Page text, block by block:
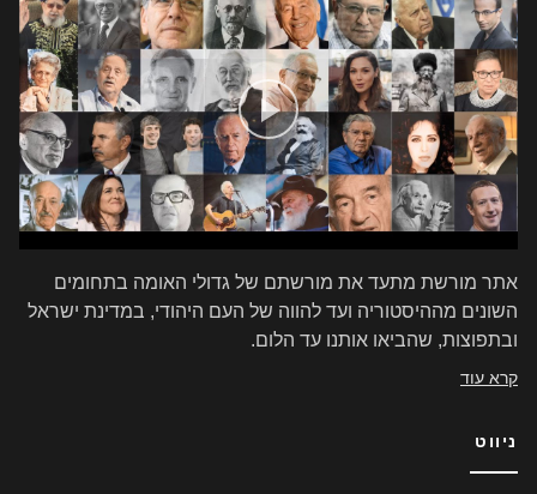
אתר מורשת מתעד את מורשתם של גדולי האומה בתחומים
השונים מההיסטוריה ועד להווה של העם היהודי, במדינת ישראל
ובתפוצות, שהביאו אותנו עד הלום.
קרא עוד
ניווט